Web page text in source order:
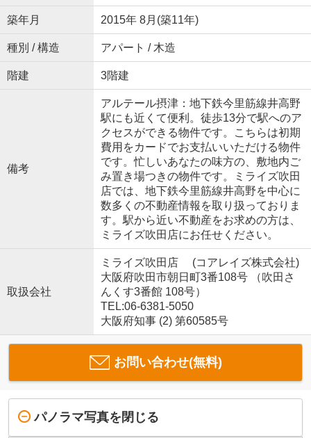
築年月 2015年 8月(築11年)
種別 / 構造 アパート / 木造
階建 3階建
備考
アルテール摂津：地下鉄今里筋線井高野
駅にも近くて便利。徒歩13分で駅へのア
クセスができる物件です。こちらは初期
費用をカードでお支払いいただける物件
です。忙しいあなたの味方の、敷地内ご
み置き場つきの物件です。ミライズ吹田
店では、地下鉄今里筋線井高野を中心に
数多くの不動産情報を取り扱っておりま
す。駅から近い不動産をお求めの方は、
ミライズ吹田店にお任せください。
取扱会社
ミライズ吹田店 (コアレイズ株式会社)
大阪府吹田市朝日町3番108号 （吹田さ
んくす3番館 108号）
TEL:06-6381-5050
大阪府知事 (2) 第60585号
お問い合わせ(無料)
パノラマ写真を閉じる